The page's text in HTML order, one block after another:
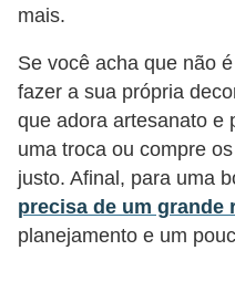
mais.
Se você acha que não
fazer a sua própria
que adora artesanato e
uma troca ou compre
justo. Afinal, para uma
precisa de um grande
planejamento e um
a
n
t
o
s